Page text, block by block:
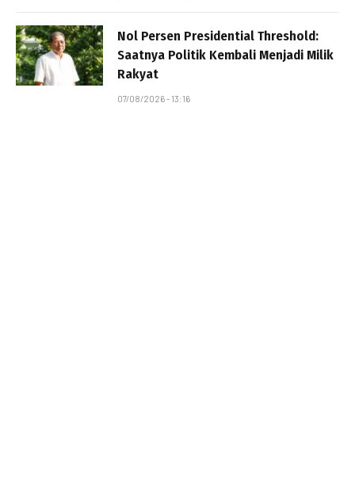
Nol Persen Presidential Threshold:
Saatnya Politik Kembali Menjadi Milik
Rakyat
07/08/2026 - 13:16